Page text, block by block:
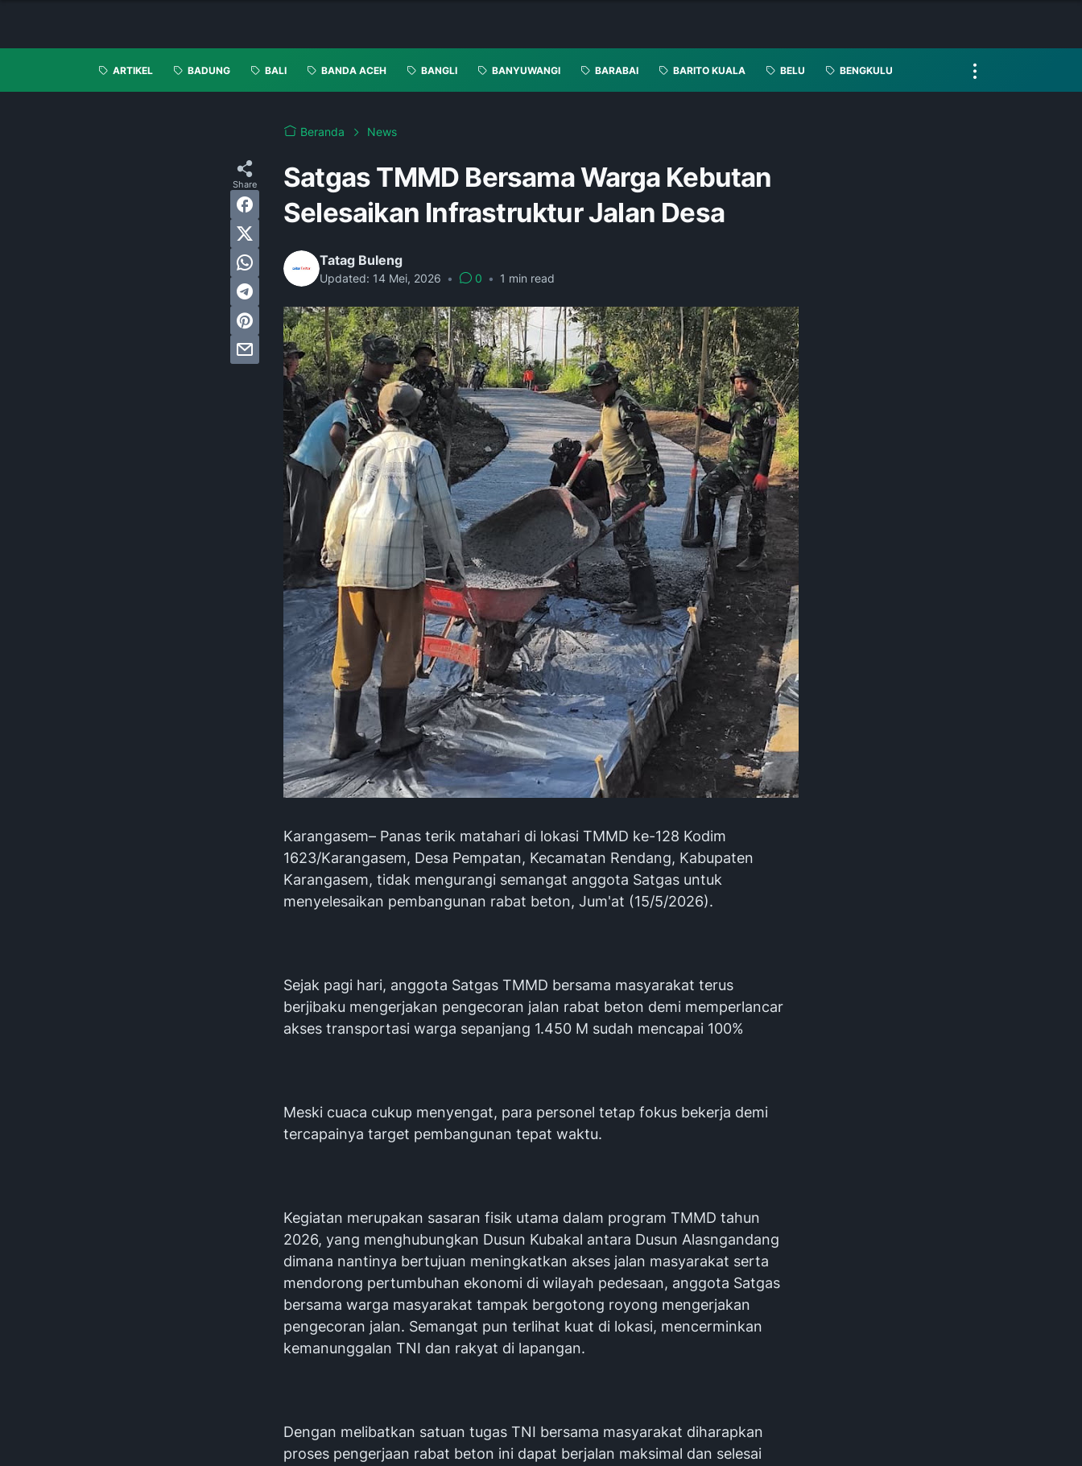
ARTIKEL BADUNG BALI BANDA ACEH BANGLI BANYUWANGI BARABAI BARITO KUALA BELU BENGKULU
Beranda News
Satgas TMMD Bersama Warga Kebutan
Selesaikan Infrastruktur Jalan Desa
Tatag Buleng
Updated: 14 Mei, 2026 • 0 • 1 min read
Karangasem– Panas terik matahari di lokasi TMMD ke-128 Kodim
1623/Karangasem, Desa Pempatan, Kecamatan Rendang, Kabupaten
Karangasem, tidak mengurangi semangat anggota Satgas untuk
menyelesaikan pembangunan rabat beton, Jum'at (15/5/2026).
Sejak pagi hari, anggota Satgas TMMD bersama masyarakat terus
berjibaku mengerjakan pengecoran jalan rabat beton demi memperlancar
akses transportasi warga sepanjang 1.450 M sudah mencapai 100%
Meski cuaca cukup menyengat, para personel tetap fokus bekerja demi
tercapainya target pembangunan tepat waktu.
Kegiatan merupakan sasaran fisik utama dalam program TMMD tahun
2026, yang menghubungkan Dusun Kubakal antara Dusun Alasngandang
dimana nantinya bertujuan meningkatkan akses jalan masyarakat serta
mendorong pertumbuhan ekonomi di wilayah pedesaan, anggota Satgas
bersama warga masyarakat tampak bergotong royong mengerjakan
pengecoran jalan. Semangat pun terlihat kuat di lokasi, mencerminkan
kemanunggalan TNI dan rakyat di lapangan.
Dengan melibatkan satuan tugas TNI bersama masyarakat diharapkan
proses pengerjaan rabat beton ini dapat berjalan maksimal dan selesai